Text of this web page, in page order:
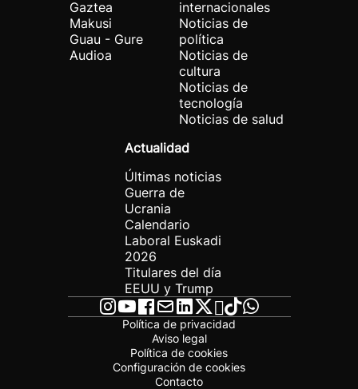
Gaztea
Makusi
Guau - Gure
Audioa
internacionales
Noticias de
política
Noticias de
cultura
Noticias de
tecnología
Noticias de salud
Actualidad
Últimas noticias
Guerra de
Ucrania
Calendario
Laboral Euskadi
2026
Titulares del día
EEUU y Trump
Política de privacidad
Aviso legal
Política de cookies
Configuración de cookies
Contacto